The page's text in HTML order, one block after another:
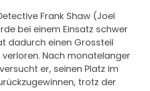
Frank Shaw (Joel
bei einem Einsatz schwer
dadurch einen Grossteil
Nach monatelanger
er, seinen Platz im
trotz der